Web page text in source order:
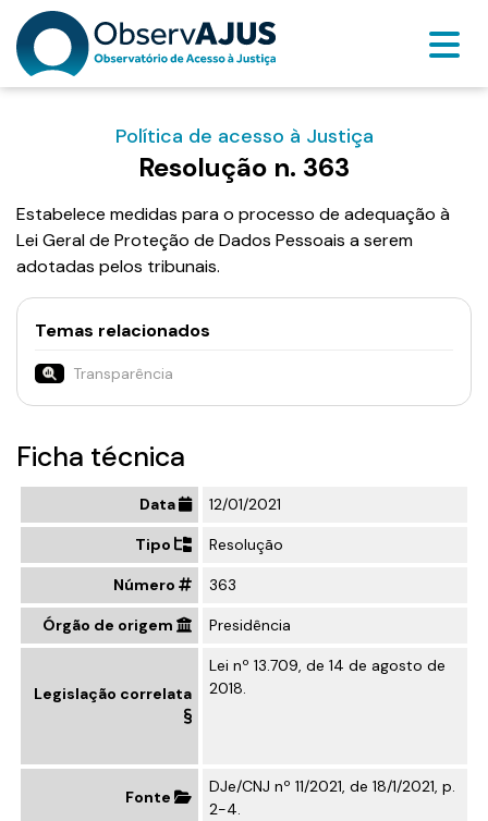
Política de acesso à Justiça
Resolução n. 363
Estabelece medidas para o processo de adequação à
Lei Geral de Proteção de Dados Pessoais a serem
adotadas pelos tribunais.
Temas relacionados
Transparência
Ficha técnica
Data 12/01/2021
Tipo Resolução
Número 363
Órgão de origem Presidência
Legislação correlata
Lei nº 13.709, de 14 de agosto de
2018.
Fonte
DJe/CNJ nº 11/2021, de 18/1/2021, p.
2-4.